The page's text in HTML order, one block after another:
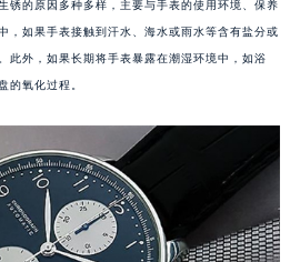
锈的原因多种多样，主要与手表的使用环境、保养
，如果手表接触到汗水、海水或雨水等含有盐分或
此外，如果长期将手表暴露在潮湿环境中，如浴
的氧化过程。